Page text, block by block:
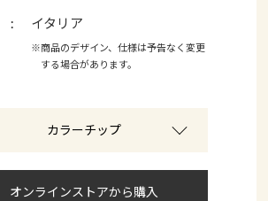
イタリア
※商品のデザイン、仕様は予告なく変更
する場合があります。
カラーチップ
オンラインストアから購入